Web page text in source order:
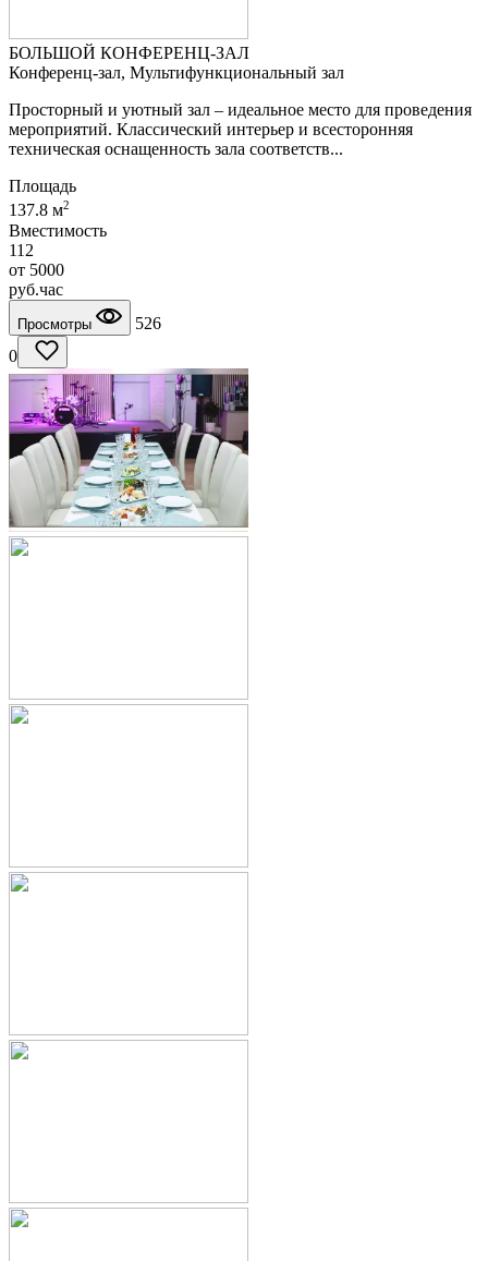
БОЛЬШОЙ КОНФЕРЕНЦ-ЗАЛ
Конференц-зал, Мультифункциональный зал
Просторный и уютный зал – идеальное место для проведения
мероприятий. Классический интерьер и всесторонняя
техническая оснащенность зала соответств...
Площадь
137.8 м2
Вместимость
112
от 5000
руб.час
Просмотры
526
0